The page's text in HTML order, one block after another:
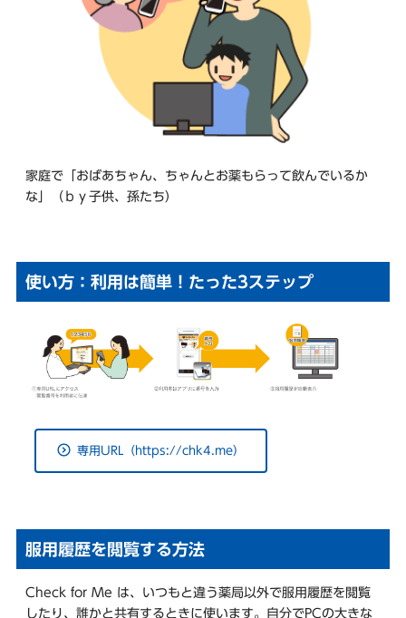
家庭で「おばあちゃん、ちゃんとお薬もらって飲んでいるか
な」（ｂｙ子供、孫たち）
使い方：利用は簡単！たった3ステップ
専用URL（https://chk4.me）
服用履歴を閲覧する方法
Check for Me は、いつもと違う薬局以外で服用履歴を閲覧
したり、誰かと共有するときに使います。自分でPCの大きな